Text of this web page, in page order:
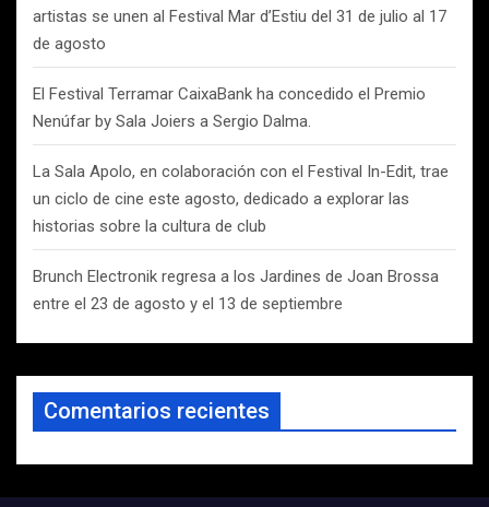
artistas se unen al Festival Mar d’Estiu del 31 de julio al 17
de agosto
El Festival Terramar CaixaBank ha concedido el Premio
Nenúfar by Sala Joiers a Sergio Dalma.
La Sala Apolo, en colaboración con el Festival In-Edit, trae
un ciclo de cine este agosto, dedicado a explorar las
historias sobre la cultura de club
Brunch Electronik regresa a los Jardines de Joan Brossa
entre el 23 de agosto y el 13 de septiembre
Comentarios recientes